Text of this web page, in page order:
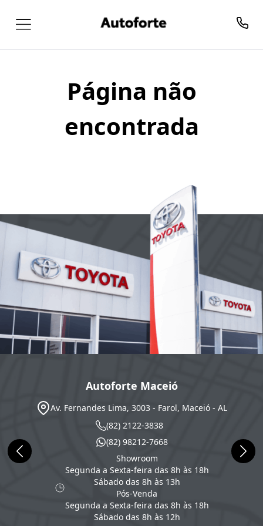
Página não
encontrada
Autoforte Maceió
Av. Fernandes Lima, 3003 - Farol, Maceió - AL
(82) 2122-3838
(82) 98212-7668
Showroom
Segunda a Sexta-feira das 8h às 18h
Sábado das 8h às 13h
Pós-Venda
Segunda a Sexta-feira das 8h às 18h
Sábado das 8h às 12h